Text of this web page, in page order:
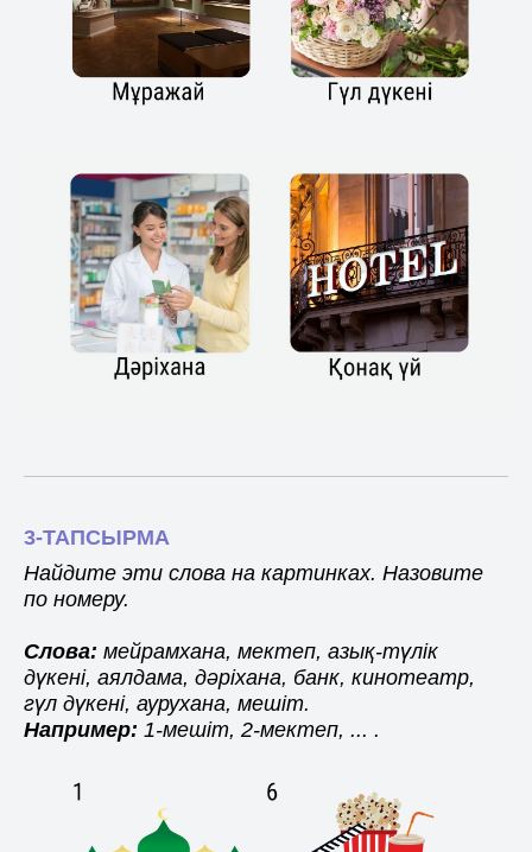
3-ТАПСЫРМА
Найдите эти слова на картинках. Назовите
по номеру.
Слова: мейрамхана, мектеп, азық-түлік
дүкені, аялдама, дәріхана, банк, кинотеатр,
гүл дүкені, аурухана, мешіт.
Например: 1-мешіт, 2-мектеп, ... .